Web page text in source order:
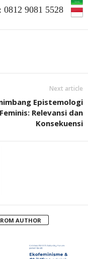
9081 5528
Next article
Epistemologi
Feminis: Relevansi dan
Konsekuensi
AUTHOR